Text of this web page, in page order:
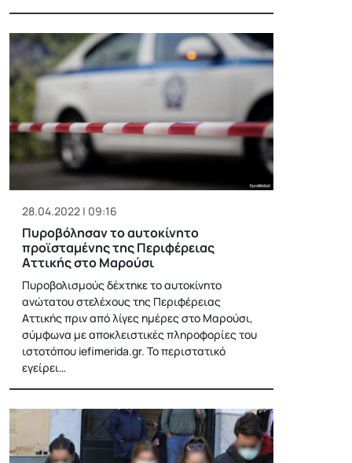
28.04.2022 | 09:16
Πυροβόλησαν το αυτοκίνητο
προϊσταμένης της Περιφέρειας
Αττικής στο Μαρούσι
Πυροβολισμούς δέχτηκε το αυτοκίνητο
ανώτατου στελέχους της Περιφέρειας
Αττικής πριν από λίγες ημέρες στο Μαρούσι,
σύμφωνα με αποκλειστικές πληροφορίες του
ιστοτόπου iefimerida.gr. Το περιστατικό
εγείρει…